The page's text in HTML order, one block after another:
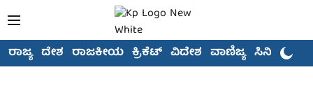
ರಾಜ್ಯ ದೇಶ ರಾಜಕೀಯ ಕ್ರಿಕೆಟ್ ವಿದೇಶ ವಾಣಿಜ್ಯ ಸಿನಿಮಾ